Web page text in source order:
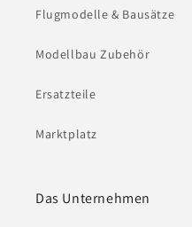
Flugmodelle & Bausätze
Modellbau Zubehör
Ersatzteile
Marktplatz
Das Unternehmen